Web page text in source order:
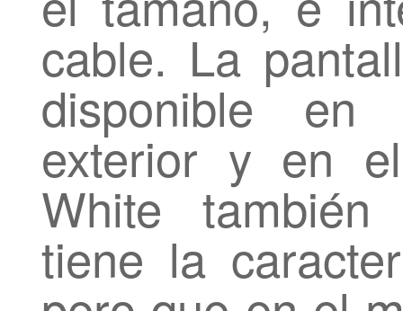
cable. La
disponible
exterior y en
White
tiene la